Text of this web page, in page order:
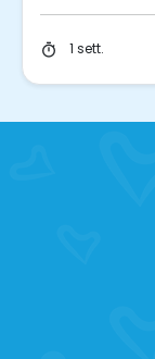
timer 1 sett.